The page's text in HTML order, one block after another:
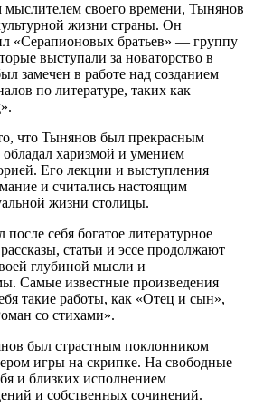
своего времени, Тынянов
жизни страны. Он
«Серапионовых братьев» — группу
выступали за новаторство в
замечен в работе над созданием
по литературе, таких как
что Тынянов был прекрасным
харизмой и умением
Его лекции и выступления
и считались настоящим
жизни столицы.
себя богатое литературное
статьи и эссе продолжают
глубиной мысли и
Самые известные произведения
такие работы, как «Отец и сын»,
со стихами».
был страстным поклонником
игры на скрипке. На свободные
и близких исполнением
и собственных сочинений.